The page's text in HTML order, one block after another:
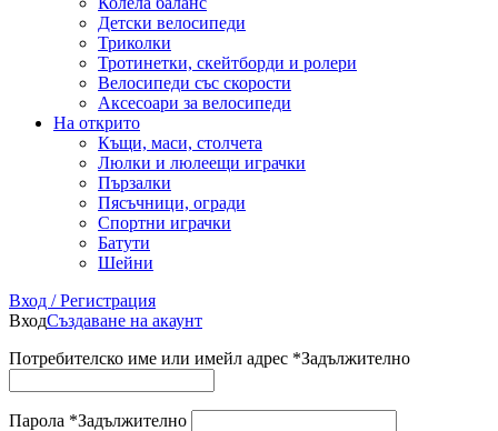
Детски велосипеди
Триколки
Тротинетки, скейтборди и ролери
Велосипеди със скорости
Аксесоари за велосипеди
На открито
Къщи, маси, столчета
Люлки и люлеещи играчки
Пързалки
Пясъчници, огради
Спортни играчки
Батути
Шейни
Вход / Регистрация
ВходСъздаване на акаунт
Потребителско име или имейл адрес *Задължително
Парола *Задължително